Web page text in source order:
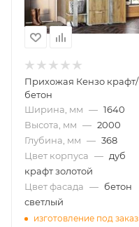
Прихожая Кензо крафт/
бетон
Ширина, мм — 1640
Высота, мм — 2000
Глубина, мм — 368
Цвет корпуса — дуб
крафт золотой
Цвет фасада — бетон
светлый
изготовление под заказ